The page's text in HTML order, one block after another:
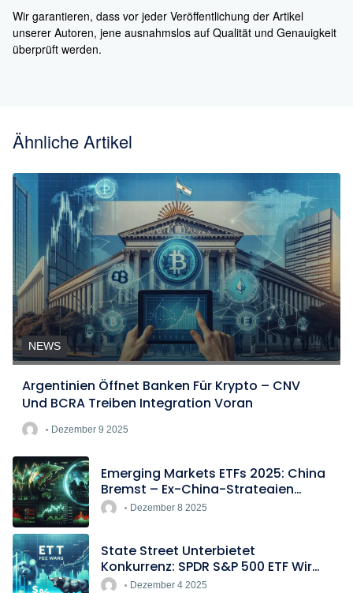
Wir garantieren, dass vor jeder Veröffentlichung der Artikel
unserer Autoren, jene ausnahmslos auf Qualität und Genauigkeit
überprüft werden.
Ähnliche Artikel
NEWS
Argentinien Öffnet Banken Für Krypto – CNV
Und BCRA Treiben Integration Voran
Dezember 9 2025
Emerging Markets ETFs 2025: China
Bremst – Ex-China-Strategien
BoomenDezember 8 2025
State Street Unterbietet
Konkurrenz: SPDR S&P 500 ETF Wird
Europas Günstigster Indextracker
Dezember 4 2025